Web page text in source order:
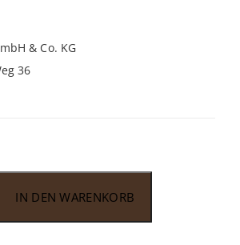
& Co. KG
36
IN DEN WARENKORB